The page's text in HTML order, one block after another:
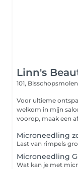
Linn's
101,
Voor ultieme
welkom in mijn
voorop, maak een
Microneedling
Microneedling